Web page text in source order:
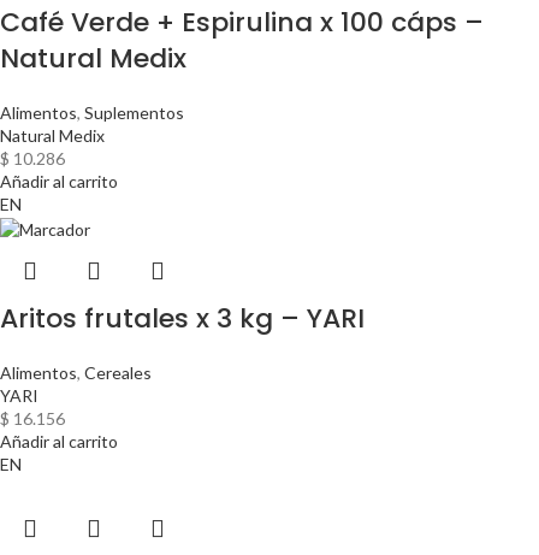
Café Verde + Espirulina x 100 cáps –
Natural Medix
Alimentos, Suplementos
Natural Medix
$ 10.286
Añadir al carrito
EN
Aritos frutales x 3 kg – YARI
Alimentos, Cereales
YARI
$ 16.156
Añadir al carrito
EN